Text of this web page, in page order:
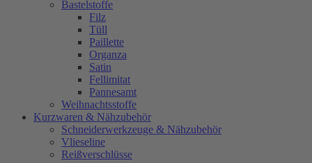
Bastelstoffe
Filz
Tüll
Paillette
Organza
Satin
Fellimitat
Pannesamt
Weihnachtsstoffe
Kurzwaren & Nähzubehör
Schneiderwerkzeuge & Nähzubehör
Vlieseline
Reißverschlüsse